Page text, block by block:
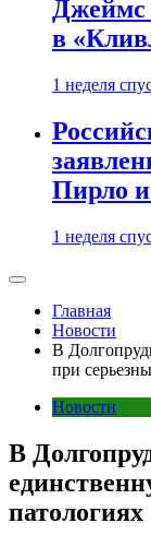
Джеймс
в
1 неделя
Пирло
1 неделя
Главная
Новости
В
при
Новости
В
патологиях